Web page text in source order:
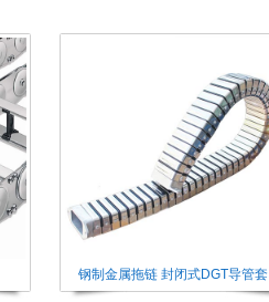
钢制金属拖链 封闭式DGT导管套